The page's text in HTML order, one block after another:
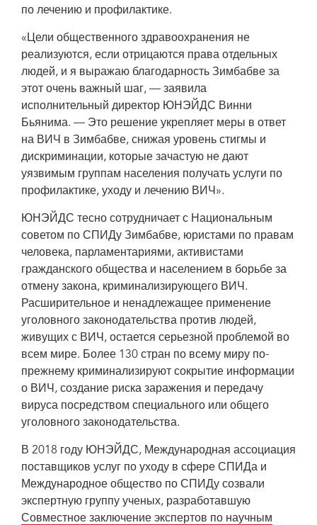
прогресса в противодействии ВИЧ. Согласно оценкам, 1,2 миллиона из 1,3
миллиона людей, живущих с ВИЧ в этой стране, в настоящее время
принимают жизненно важные лекарства.
по лечению и профилактике.
«Цели общественного здравоохранения не
реализуются, если отрицаются права отдельных
людей, и я выражаю благодарность Зимбабве за
этот очень важный шаг, — заявила
исполнительный директор ЮНЭЙДС Винни
Бьянима. — Это решение укрепляет меры в ответ
на ВИЧ в Зимбабве, снижая уровень стигмы и
дискриминации, которые зачастую не дают
уязвимым группам населения получать услуги по
профилактике, уходу и лечению ВИЧ».
ЮНЭЙДС тесно сотрудничает с Национальным
советом по СПИДу Зимбабве, юристами по правам
человека, парламентариями, активистами
гражданского общества и населением в борьбе за
отмену закона, криминализирующего ВИЧ.
Расширительное и ненадлежащее применение
уголовного законодательства против людей,
живущих с ВИЧ, остается серьезной проблемой во
всем мире. Более 130 стран по всему миру по-
прежнему криминализируют сокрытие информации
о ВИЧ, создание риска заражения и передачу
вируса посредством специального или общего
уголовного законодательства.
В 2018 году ЮНЭЙДС, Международная ассоциация
поставщиков услуг по уходу в сфере СПИДа и
Международное общество по СПИДу созвали
экспертную группу ученых, разработавшую
Совместное заключение экспертов по научным